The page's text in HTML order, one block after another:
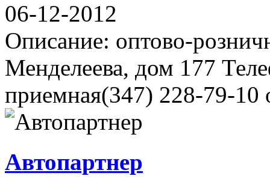
06-12-2012
Описание: оптово-
Менделеева, дом 177
приемная(347) 228-79-10
Автопартнер